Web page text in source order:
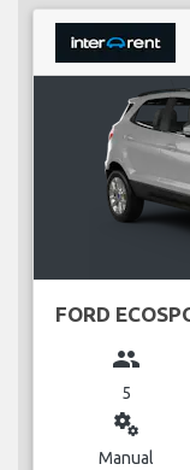
FORD
group
5
miscellaneous_services
Manual